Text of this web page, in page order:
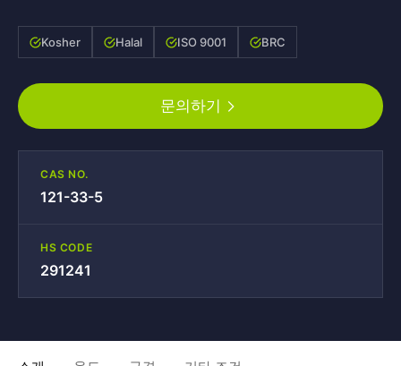
Kosher Halal ISO 9001 BRC
문의하기
CAS NO.
121-33-5
HS CODE
291241